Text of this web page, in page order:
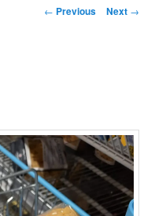
Post
← Previous Next →